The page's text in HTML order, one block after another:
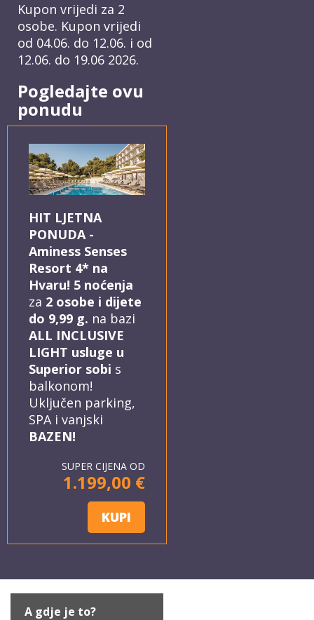
Kupon vrijedi za 2
osobe. Kupon vrijedi
od 04.06. do 12.06. i od
12.06. do 19.06 2026.
Pogledajte ovu
ponudu
HIT LJETNA
PONUDA -
Aminess Senses
Resort 4* na
Hvaru! 5 noćenja
za 2 osobe i dijete
do 9,99 g. na bazi
ALL INCLUSIVE
LIGHT usluge u
Superior sobi s
balkonom!
Uključen parking,
SPA i vanjski
BAZEN!
SUPER CIJENA OD
1.199,00 €
KUPI
A gdje je to?